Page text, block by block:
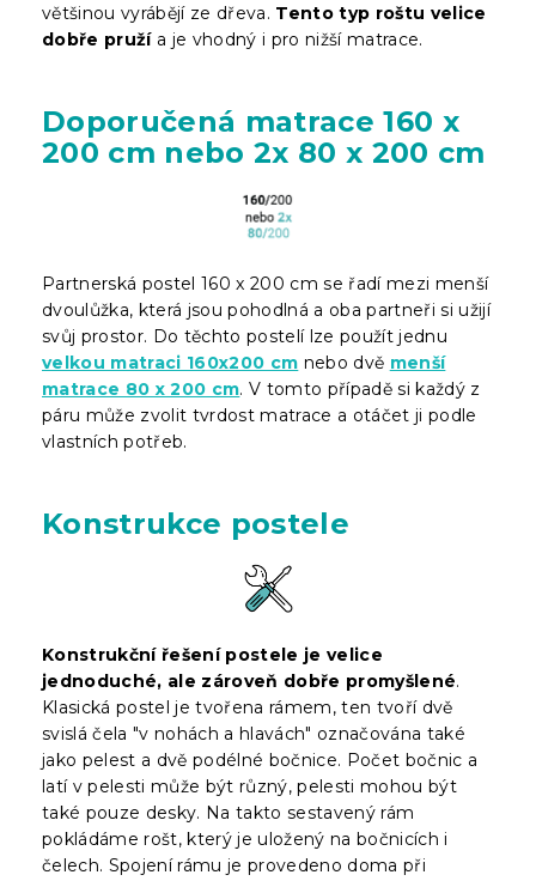
většinou vyrábějí ze dřeva. Tento typ roštu velice
dobře pružía je vhodný i pro nižší matrace.
Doporučená matrace 160 x
200 cm nebo 2x 80 x 200 cm
Partnerská postel 160 x 200 cm se řadí mezi menší
dvoulůžka, která jsou pohodlná a oba partneři si užijí
svůj prostor. Do těchto postelí lze použít jednu
velkou matraci 160x200 cm nebo dvě menší
matrace 80 x 200 cm. V tomto případě si každý z
páru může zvolit tvrdost matrace a otáčet ji podle
vlastních potřeb.
Konstrukce postele
Konstrukční řešení postele je velice
jednoduché, ale zároveň dobře promyšlené.
Klasická postel je tvořena rámem, ten tvoří dvě
svislá čela "v nohách a hlavách" označována také
jako pelest a dvě podélné bočnice. Počet bočnic a
latí v pelesti může být různý, pelesti mohou být
také pouze desky. Na takto sestavený rám
pokládáme rošt, který je uložený na bočnicích i
čelech. Spojení rámu je provedeno doma při